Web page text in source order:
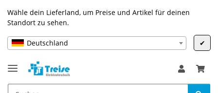
Wähle dein Lieferland, um Preise und Artikel für deinen
Standort zu sehen.
Deutschland ✔